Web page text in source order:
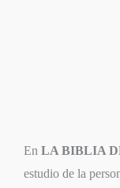
En LA BIBLIA
estudio de la